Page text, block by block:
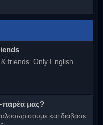
friends. Only English
παρέα μας?
και διαβασε